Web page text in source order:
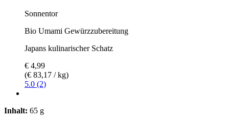
Sonnentor
Bio Umami Gewürzzubereitung
Japans kulinarischer Schatz
€ 4,99
(€ 83,17 / kg)
5.0 (2)
Inhalt: 65 g